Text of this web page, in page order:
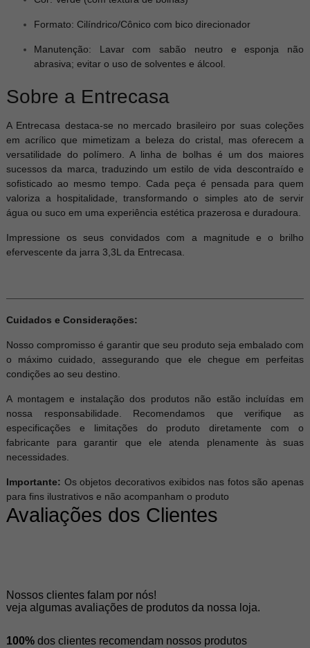
Formato: Cilíndrico/Cônico com bico direcionador
Manutenção: Lavar com sabão neutro e esponja não
abrasiva; evitar o uso de solventes e álcool.
Sobre a Entrecasa
A Entrecasa destaca-se no mercado brasileiro por suas coleções
em acrílico que mimetizam a beleza do cristal, mas oferecem a
versatilidade do polímero. A linha de bolhas é um dos maiores
sucessos da marca, traduzindo um estilo de vida descontraído e
sofisticado ao mesmo tempo. Cada peça é pensada para quem
valoriza a hospitalidade, transformando o simples ato de servir
gua ou suco em uma experiência estética prazerosa e duradoura.
Impressione os seus convidados com a magnitude e o brilho
efervescente da jarra 3,3L da Entrecasa.
Cuidados e Considerações:
Nosso compromisso é garantir que seu produto seja embalado com
o máximo cuidado, assegurando que ele chegue em perfeitas
condições ao seu destino.
A montagem e instalação dos produtos não estão incluídas em
nossa responsabilidade. Recomendamos que verifique as
especificações e limitações do produto diretamente com o
fabricante para garantir que ele atenda plenamente às suas
necessidades.
Importante: Os objetos decorativos exibidos nas fotos são apenas
para fins ilustrativos e não acompanham o produto
Avaliações dos Clientes
Nossos clientes falam por nós!
veja algumas avaliações de produtos da nossa loja.
100% dos clientes recomendam nossos produtos